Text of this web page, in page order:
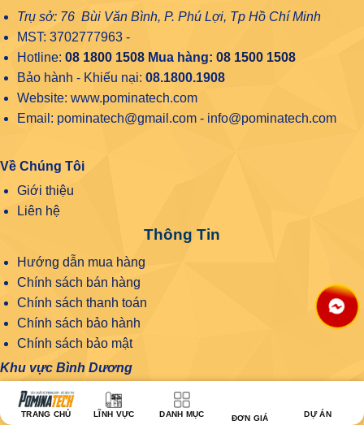
Trụ sở: 76 Bùi Văn Bình, P. Phú Lợi, Tp Hồ Chí Minh
MST: 3702777963 -
Hotline: 08 1800 1508Mua hàng: 08 1500 1508
Bảo hành - Khiếu nại: 08.1800.1908
Website: www.pominatech.com
Email: pominatech@gmail.com - info@pominatech.com
Về Chúng Tôi
Giới thiệu
Liên hệ
Thông Tin
Hướng dẫn mua hàng
Chính sách bán hàng
Chính sách thanh toán
Chính sách bảo hành
Chính sách bảo mật
Khu vực Bình Dương
KỆ SIÊU THỊ POMINATECH BÌNH DƯƠNG
Địa chỉ: 76 Bùi Văn Bình, Phú Lợi, Thủ Dầu Một, Bình
TRANG CHỦ LĨNH VỰC DANH MỤC ĐƠN GIÁ DỰ ÁN